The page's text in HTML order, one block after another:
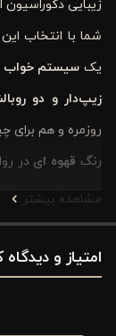
زیبایی
شما با انتخاب
یک سیستم خواب
زیپ‌دار و دو
روزمره و هم
رنگ قهوه ‌ای در
و به‌ویژه برای
انتخابی
از طرف دیگر،
این کاور لحاف
روحی اعضای
مشاهده بیشتر
امتیاز و دیدگاه